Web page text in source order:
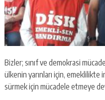
Bizler; sınıf ve demokrasi
ülkenin yarınları için, emeklilikte
sürmek için mücadele etmeye